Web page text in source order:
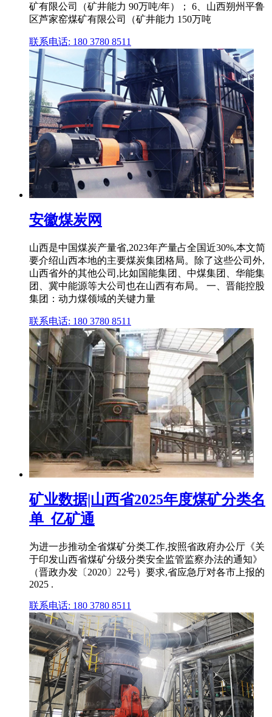
矿有限公司（矿井能力 90万吨/年）； 6、山西朔州平鲁
区芦家窑煤矿有限公司（矿井能力 150万吨
联系电话: 180 3780 8511
安徽煤炭网
山西是中国煤炭产量省,2023年产量占全国近30%,本文简
要介绍山西本地的主要煤炭集团格局。除了这些公司外,
山西省外的其他公司,比如国能集团、中煤集团、华能集
团、冀中能源等大公司也在山西有布局。 一、晋能控股
集团：动力煤领域的关键力量
联系电话: 180 3780 8511
矿业数据|山西省2025年度煤矿分类名
单_亿矿通
为进一步推动全省煤矿分类工作,按照省政府办公厅《关
于印发山西省煤矿分级分类安全监管监察办法的通知》
（晋政办发〔2020〕22号）要求,省应急厅对各市上报的
2025 .
联系电话: 180 3780 8511